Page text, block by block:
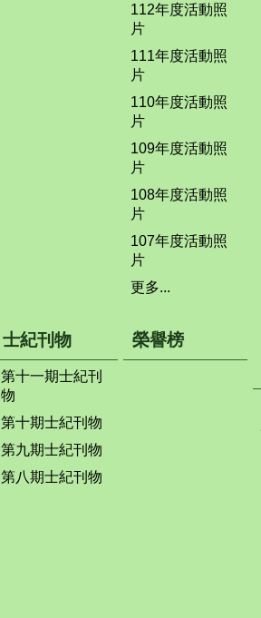
112年度活動照
片
111年度活動照
片
110年度活動照
片
109年度活動照
片
108年度活動照
片
107年度活動照
片
更多...
士紀刊物
第十一期士紀刊
物
第十期士紀刊物
第九期士紀刊物
第八期士紀刊物
榮譽榜